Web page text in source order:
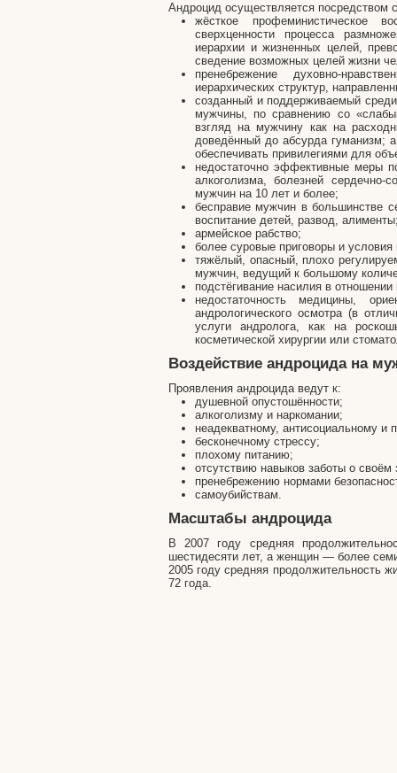
Андроцид осуществляется посредством
жёсткое профеминистическое
сверхценности процесса
иерархии и жизненных целей,
сведение возможных целей жизни
пренебрежение духовно-
иерархических структур,
созданный и поддерживаемый
мужчины, по сравнению со
взгляд на мужчину как на
доведённый до абсурда гуманизм;
обеспечивать привилегиями для
недостаточно эффективные меры
алкоголизма, болезней
мужчин на 10 лет и более;
бесправие мужчин в большинстве
воспитание детей, развод,
армейское рабство;
более суровые приговоры и
тяжёлый, опасный, плохо
мужчин, ведущий к большому
подстёгивание насилия в
недостаточность медицины,
андрологического осмотра (в
услуги андролога, как на
косметической хирургии или
Воздействие андроцида на
Проявления андроцида ведут к:
душевной опустошённости;
алкоголизму и наркомании;
неадекватному, антисоциальному и
бесконечному стрессу;
плохому питанию;
отсутствию навыков заботы о
пренебрежению нормами
самоубийствам.
Масштабы андроцида
В 2007 году средняя
шестидесяти лет, а женщин — более
2005 году средняя
72 года.